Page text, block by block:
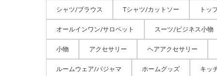
シャツ/ブラウス Tシャツ/カットソー トッ
オールインワン/サロペット スーツ/ビジネス小物
小物 アクセサリー ヘアアクセサリー
ルームウェア/パジャマ ホームグッズ キッ